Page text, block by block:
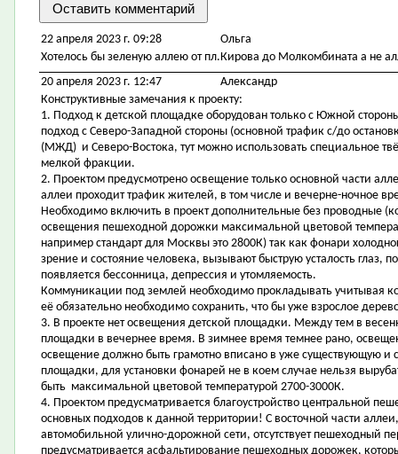
22 апреля 2023 г. 09:28
Ольга
Хотелось бы зеленую аллею от пл.Кирова до Молкомбината а не
20 апреля 2023 г. 12:47
Александр
Конструктивные замечания к проекту:
1. Подход к детской площадке оборудован только с Южной
подход с Северо-Западной стороны (основной трафик с/до
(МЖД) и Северо-Востока, тут можно использовать специальное
мелкой фракции.
2. Проектом предусмотрено освещение только основной части
аллеи проходит трафик жителей, в том числе и вечерне-ночное
Необходимо включить в проект дополнительные без проводные
освещения пешеходной дорожки максимальной цветовой
например стандарт для Москвы это 2800К) так как фонари
зрение и состояние человека, вызывают быструю усталость глаз,
появляется бессонница, депрессия и утомляемость.
Коммуникации под землей необходимо прокладывать учитывая
её обязательно необходимо сохранить, что бы уже взрослое
3. В проекте нет освещения детской площадки. Между тем в
площадки в вечернее время. В зимнее время темнее рано,
освещение должно быть грамотно вписано в уже существующую и
площадки, для установки фонарей не в коем случае нельзя
быть максимальной цветовой температурой 2700-3000К.
4. Проектом предусматривается благоустройство центральной
основных подходов к данной территории! С восточной части
автомобильной улично-дорожной сети, отсутствует пешеходный
предусматривается асфальтирование пешеходных дорожек,